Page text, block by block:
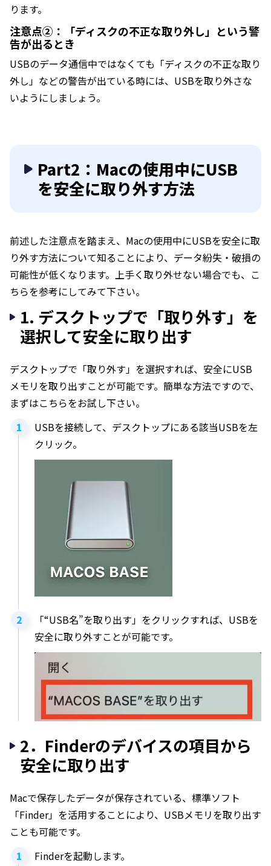
ります。
注意点②：「ディスクの不正な取り外し」という警
告が出るとき
USBのデータ通信中ではなくても「ディスクの不正な取り
外し」などの警告が出ている時には、USBを取り外さな
いようにしましょう。
Part2：Macの使用中にUSB
を安全に取り外す方法
前述した注意点を踏まえ、Macの使用中にUSBを安全に取
り外す方法について知ることにより、データ紛失・破損の
可能性が低くなります。上手く取り外せない場合でも、こ
ちらを参考にしてみて下さい。
1. デスクトップで「取り外す」を
選択して安全に取り出す
デスクトップで「取り外す」を選択すれば、安全にUSB
メモリを取り出すことが可能です。簡単な方法ですので、
まずはこちらをお試し下さい。
USBを接続して、デスクトップにある該当USBを左
クリック。
「“USB名”を取り出す」をクリックすれば、USBを
安全に取り外すことが可能です。
2．Finderのデバイスの項目から
安全に取り出す
Macで保存したデータが保存されている、標準ソフト
「Finder」を活用することにより、USBメモリを取り出す
ことも可能です。
Finderを起動します。